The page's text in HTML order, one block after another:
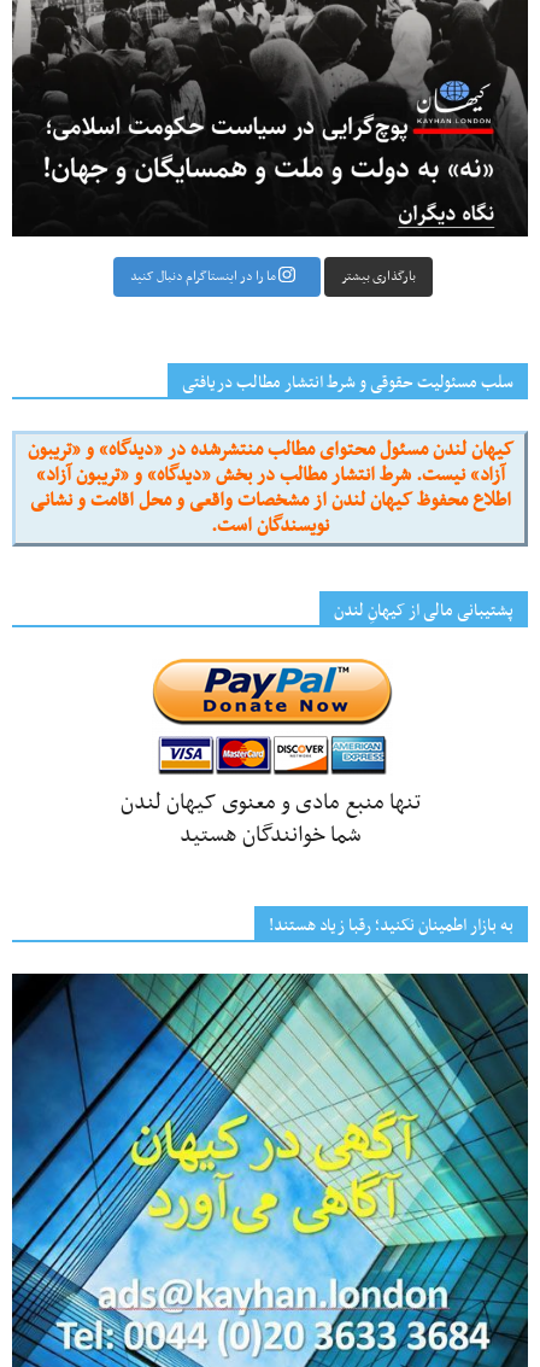
بارگذاری بیشتر ما را در اینستاگرام دنبال کنید
سلب مسئولیت حقوقی و شرط انتشار مطالب دریافتی
کیهان لندن مسئول محتوای مطالب منتشرشده در «دیدگاه» و «تریبون
آزاد» نیست. شرط انتشار مطالب در بخش «دیدگاه» و «تریبون آزاد»
اطلاع محفوظ کیهان لندن از مشخصات واقعی و محل اقامت و نشانی
نویسندگان است.
پشتیبانی مالی از کیهانِ لندن
تنها منبع مادی و معنوی کیهان لندن
شما خوانندگان هستید
به بازار اطمینان نکنید؛ رقبا زیاد هستند!